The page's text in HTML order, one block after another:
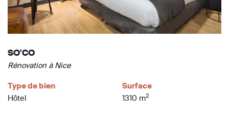
SO'CO
Rénovation à Nice
Type de bien
Hôtel
Surface
1310 m2